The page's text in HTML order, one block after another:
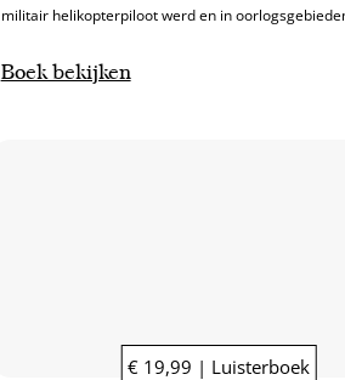
militair helikopterpiloot werd en in
Boek bekijken
€ 19,99 | Luisterboek